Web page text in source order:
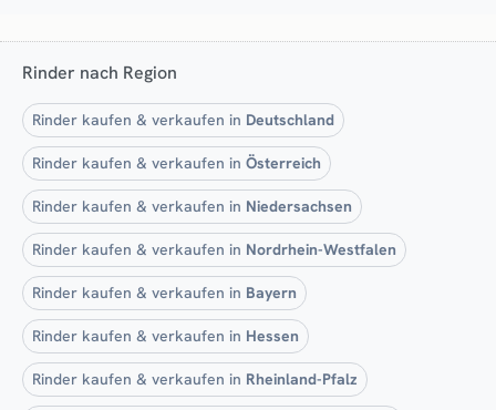
Rinder nach Region
Rinder kaufen & verkaufen in Deutschland
Rinder kaufen & verkaufen in Österreich
Rinder kaufen & verkaufen in Niedersachsen
Rinder kaufen & verkaufen in Nordrhein-Westfalen
Rinder kaufen & verkaufen in Bayern
Rinder kaufen & verkaufen in Hessen
Rinder kaufen & verkaufen in Rheinland-Pfalz